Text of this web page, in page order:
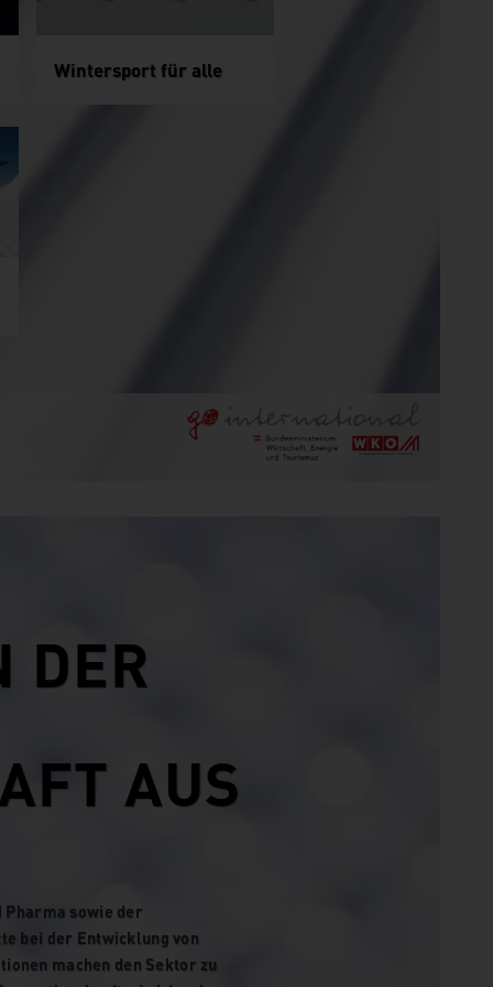
Wintersport für alle
DER
AUS
Pharma sowie der
bei der Entwicklung von
machen den Sektor zu